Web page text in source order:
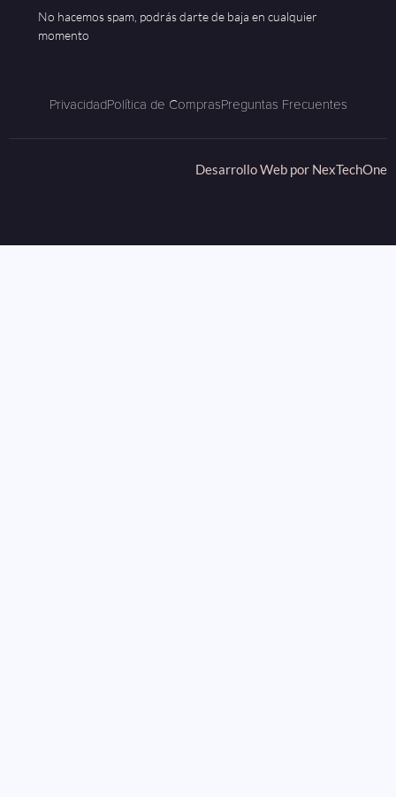
No hacemos spam, podrás darte de baja en cualquier
momento
PrivacidadPolítica de ComprasPreguntas Frecuentes
Desarrollo Web por NexTechOne